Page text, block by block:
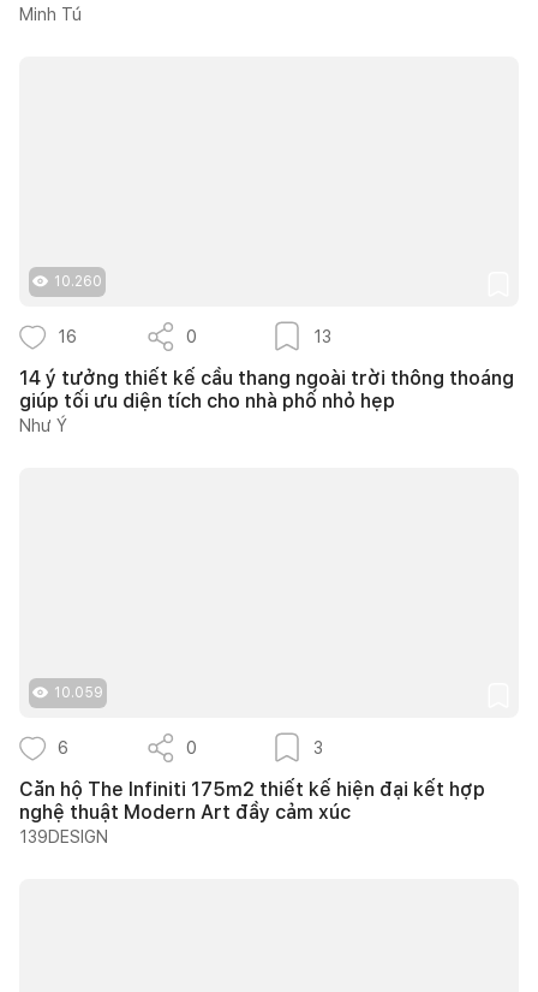
Minh Tú
10.260
16 0 13
14 ý tưởng thiết kế cầu thang ngoài trời thông thoáng
giúp tối ưu diện tích cho nhà phố nhỏ hẹp
Như Ý
10.059
6 0 3
Căn hộ The Infiniti 175m2 thiết kế hiện đại kết hợp
nghệ thuật Modern Art đầy cảm xúc
139DESIGN